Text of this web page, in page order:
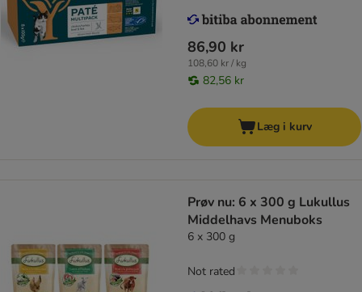
86,90 kr
108,60 kr / kg
82,56 kr
Læg i kurv
Prøv nu: 6 x 300 g Lukullus
Middelhavs Menuboks
6 x 300 g
Not rated